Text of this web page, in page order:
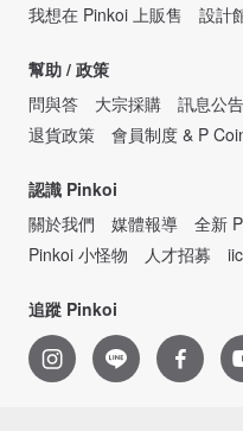
我想在 Pinkoi 上販售
設計
幫助 / 政策
問與答
大宗採購 訊息公告
退貨政策
會員制度 & P
認識 Pinkoi
關於我們
媒體報導 全新
Pinkoi 小怪物
人才招募
追蹤 Pinkoi